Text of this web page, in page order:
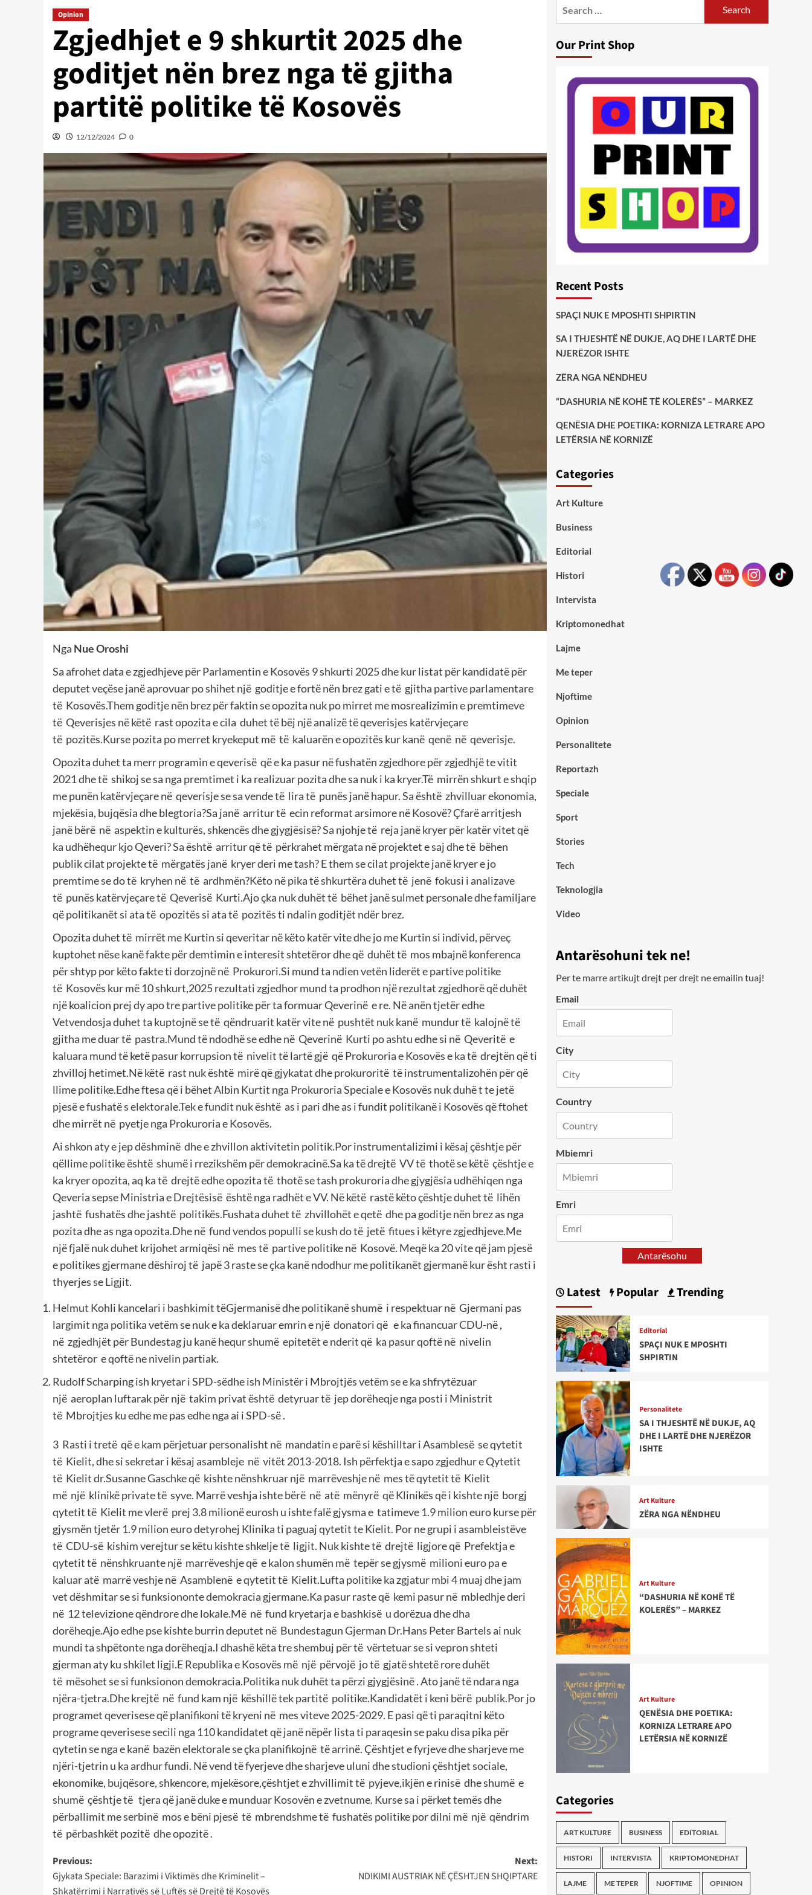
Opinion
Zgjedhjet e 9 shkurtit 2025 dhe
goditjet nën brez nga të gjitha
partitë politike të Kosovës
12/12/2024 0
Nga Nue Oroshi
Sa afrohet data e zgjedhjeve për Parlamentin e Kosovës 9 shkurti 2025 dhe kur listat për kandidatë për
deputet veçëse janë aprovuar po shihet një goditje e fortë nën brez gati e të gjitha partive parlamentare
të Kosovës.Them goditje nën brez për faktin se opozita nuk po mirret me mosrealizimin e premtimeve
të Qeverisjes në këtë rast opozita e cila duhet të bëj një analizë të qeverisjes katërvjeçare
të pozitës.Kurse pozita po merret kryekeput më të kaluarën e opozitës kur kanë qenë në qeverisje.
Opozita duhet ta merr programin e qeverisë që e ka pasur në fushatën zgjedhore për zgjedhjë te vitit
2021 dhe të shikoj se sa nga premtimet i ka realizuar pozita dhe sa nuk i ka kryer.Të mirrën shkurt e shqip
me punën katërvjeçare në qeverisje se sa vende të lira të punës janë hapur. Sa është zhvilluar ekonomia,
mjekësia, bujqësia dhe blegtoria?Sa janë arritur të ecin reformat arsimore në Kosovë? Çfarë arritjesh
janë bërë në aspektin e kulturës, shkencës dhe gjygjësisë? Sa njohje të reja janë kryer për katër vitet që
ka udhëhequr kjo Qeveri? Sa është arritur që të përkrahet mërgata në projektet e saj dhe të bëhen
publik cilat projekte të mërgatës janë kryer deri me tash? E them se cilat projekte janë kryer e jo
premtime se do të kryhen në të ardhmën?Këto në pika të shkurtëra duhet të jenë fokusi i analizave
të punës katërvjeçare të Qeverisë Kurti.Ajo çka nuk duhët të bëhet janë sulmet personale dhe familjare
që politikanët si ata të opozitës si ata të pozitës ti ndalin goditjët ndër brez.
Opozita duhet të mirrët me Kurtin si qeveritar në këto katër vite dhe jo me Kurtin si individ, përveç
kuptohet nëse kanë fakte për demtimin e interesit shtetëror dhe që duhët të mos mbajnë konferenca
për shtyp por këto fakte ti dorzojnë në Prokurori.Si mund ta ndien vetën liderët e partive politike
të Kosovës kur më 10 shkurt,2025 rezultati zgjedhor mund ta prodhon një rezultat zgjedhorë që duhët
një koalicion prej dy apo tre partive politike për ta formuar Qeverinë e re. Në anën tjetër edhe
Vetvendosja duhet ta kuptojnë se të qëndruarit katër vite në pushtët nuk kanë mundur të kalojnë të
gjitha me duar të pastra.Mund të ndodhë se edhe në Qeverinë Kurti po ashtu edhe si në Qeveritë e
kaluara mund të ketë pasur korrupsion të nivelit të lartë gjë që Prokuroria e Kosovës e ka të drejtën që ti
zhvilloj hetimet.Në këtë rast nuk është mirë që gjykatat dhe prokuroritë të instrumentalizohën për që
llime politike.Edhe ftesa që i bëhet Albin Kurtit nga Prokuroria Speciale e Kosovës nuk duhë t te jetë
pjesë e fushatë s elektorale.Tek e fundit nuk është as i pari dhe as i fundit politikanë i Kosovës që ftohet
dhe mirrët në pyetje nga Prokuroria e Kosovës.
Ai shkon aty e jep dëshminë dhe e zhvillon aktivitetin politik.Por instrumentalizimi i kësaj çështje për
qëllime politike është shumë i rrezikshëm për demokracinë.Sa ka të drejtë VV të thotë se këtë çështje e
ka kryer opozita, aq ka të drejtë edhe opozita të thotë se tash prokuroria dhe gjygjësia udhëhiqen nga
Qeveria sepse Ministria e Drejtësisë është nga radhët e VV. Në këtë rastë këto çështje duhet të lihën
jashtë fushatës dhe jashtë politikës.Fushata duhet të zhvillohët e qetë dhe pa goditje nën brez as nga
pozita dhe as nga opozita.Dhe në fund vendos populli se kush do të jetë fitues i këtyre zgjedhjeve.Me
një fjalë nuk duhet krijohet armiqësi në mes të partive politike në Kosovë. Meqë ka 20 vite që jam pjesë
e politikes gjermane dëshiroj të japë 3 raste se çka kanë ndodhur me politikanët gjermanë kur ësht rasti i
thyerjes se Ligjit.
Helmut Kohli kancelari i bashkimit tëGjermanisë dhe politikanë shumë i respektuar në Gjermani pas
largimit nga politika vetëm se nuk e ka deklaruar emrin e një donatori që e ka financuar CDU-në ,
në zgjedhjët për Bundestag ju kanë hequr shumë epitetët e nderit që ka pasur qoftë në nivelin
shtetëror e qoftë ne nivelin partiak.
Rudolf Scharping ish kryetar i SPD-sëdhe ish Ministër i Mbrojtjës vetëm se e ka shfrytëzuar
një aeroplan luftarak për një takim privat është detyruar të jep dorëheqje nga posti i Ministrit
të Mbrojtjes ku edhe me pas edhe nga ai i SPD-së .
3 Rasti i tretë që e kam përjetuar personalisht në mandatin e parë si këshilltar i Asamblesë se qytetit
të Kielit, dhe si sekretar i kësaj asambleje në vitët 2013-2018. Ish përfektja e sapo zgjedhur e Qytetit
të Kielit dr.Susanne Gaschke që kishte nënshkruar një marrëveshje në mes të qytetit të Kielit
më një klinikë private të syve. Marrë veshja ishte bërë në atë mënyrë që Klinikës që i kishte një borgj
qytetit të Kielit me vlerë prej 3.8 milionë eurosh u ishte falë gjysma e tatimeve 1.9 milion euro kurse për
gjysmën tjetër 1.9 milion euro detyrohej Klinika ti paguaj qytetit te Kielit. Por ne grupi i asambleistëve
të CDU-së kishim verejtur se këtu kishte shkelje të ligjit. Nuk kishte të drejtë ligjore që Prefektja e
qytetit të nënshkruante një marrëveshje që e kalon shumën më tepër se gjysmë milioni euro pa e
kaluar atë marrë veshje në Asamblenë e qytetit të Kielit.Lufta politike ka zgjatur mbi 4 muaj dhe jam
vet dëshmitar se si funksiononte demokracia gjermane.Ka pasur raste që kemi pasur në mbledhje deri
në 12 televizione qëndrore dhe lokale.Më në fund kryetarja e bashkisë u dorëzua dhe dha
dorëheqje.Ajo edhe pse kishte burrin deputet në Bundestagun Gjerman Dr.Hans Peter Bartels ai nuk
mundi ta shpëtonte nga dorëheqja.I dhashë këta tre shembuj për të vërtetuar se si vepron shteti
gjerman aty ku shkilet ligji.E Republika e Kosovës më një përvojë jo të gjatë shtetë rore duhët
të mësohet se si funksionon demokracia.Politika nuk duhët ta përzi gjygjësinë . Ato janë të ndara nga
njëra-tjetra.Dhe krejtë në fund kam një këshillë tek partitë politike.Kandidatët i keni bërë publik.Por jo
programet qeverisese që planifikoni të kryeni në mes viteve 2025-2029. E pasi që ti paraqitni këto
programe qeverisese secili nga 110 kandidatet që janë nëpër lista ti paraqesin se paku disa pika për
qytetin se nga e kanë bazën elektorale se çka planifikojnë të arrinë. Çështjet e fyrjeve dhe sharjeve me
njëri-tjetrin u ka ardhur fundi. Në vend të fyerjeve dhe sharjeve uluni dhe studioni çështjet sociale,
ekonomike, bujqësore, shkencore, mjekësore,çështjet e zhvillimit të pyjeve,ikjën e rinisë dhe shumë e
shumë çështje të tjera që janë duke e munduar Kosovën e zvetnume. Kurse sa i përket temës dhe
përballimit me serbinë mos e bëni pjesë të mbrendshme të fushatës politike por dilni më një qëndrim
të përbashkët pozitë dhe opozitë .
Post
navigation
Previous:
Gjykata Speciale: Barazimi i Viktimës dhe Kriminelit –
Shkatërrimi i Narrativës së Luftës së Drejtë të Kosovës
Next:
NDIKIMI AUSTRIAK NË ÇËSHTJEN SHQIPTARE
Our Print Shop
Recent Posts
SPAÇI NUK E MPOSHTI SHPIRTIN
SA I THJESHTË NË DUKJE, AQ DHE I LARTË DHE
NJERËZOR ISHTE
ZËRA NGA NËNDHEU
“DASHURIA NË KOHË TË KOLERËS” – MARKEZ
QENËSIA DHE POETIKA: KORNIZA LETRARE APO
LETËRSIA NË KORNIZË
Categories
Art Kulture
Business
Editorial
Histori
Intervista
Kriptomonedhat
Lajme
Me teper
Njoftime
Opinion
Personalitete
Reportazh
Speciale
Sport
Stories
Tech
Teknologjia
Video
Antarësohuni tek ne!
Per te marre artikujt drejt per drejt ne emailin tuaj!
Email
City
Country
Mbiemri
Emri
Antarësohu
Latest Popular Trending
Editorial
SPAÇI NUK E MPOSHTI
SHPIRTIN
Personalitete
SA I THJESHTË NË DUKJE, AQ
DHE I LARTË DHE NJERËZOR
ISHTE
Art Kulture
ZËRA NGA NËNDHEU
Art Kulture
“DASHURIA NË KOHË TË
KOLERËS” – MARKEZ
Art Kulture
QENËSIA DHE POETIKA:
KORNIZA LETRARE APO
LETËRSIA NË KORNIZË
Categories
ART KULTURE BUSINESS EDITORIAL
HISTORI INTERVISTA KRIPTOMONEDHAT
LAJME ME TEPER NJOFTIME OPINION